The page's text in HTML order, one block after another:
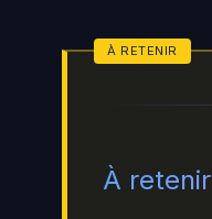
À retenir